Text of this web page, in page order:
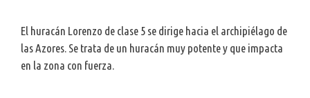
El huracán Lorenzo de clase 5 se dirige hacia el archipiélago de
las Azores. Se trata de un huracán muy potente y que impacta
en la zona con fuerza.